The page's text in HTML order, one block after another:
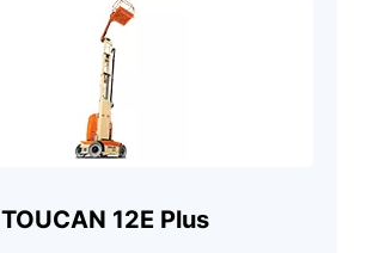
TOUCAN 12E Plus